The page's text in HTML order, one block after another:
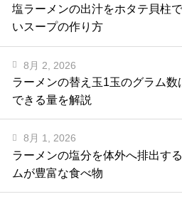
塩ラーメンの出汁をホタテ貝柱
いスープの作り方
ラーメンの替え玉1玉のグラム数
できる量を解説
8月 2, 2026
ラーメンの塩分を体外へ排出す
ムが豊富な食べ物
8月 1, 2026